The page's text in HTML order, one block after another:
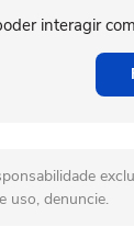
interagir
uso, denuncie.